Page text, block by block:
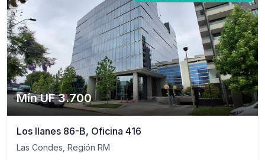
Mín UF 3.700
Los Ilanes 86-B, Oficina 416
Las Condes, Región RM